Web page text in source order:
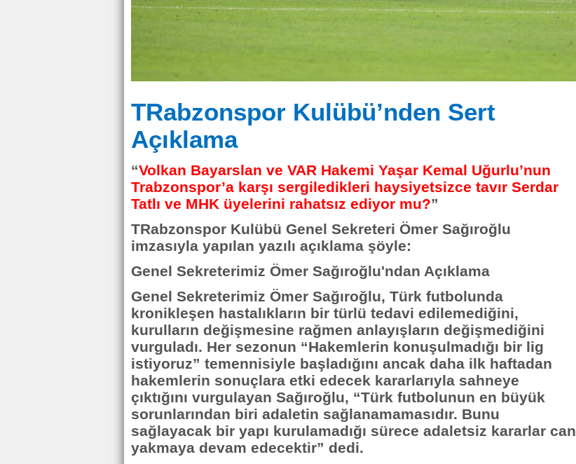
TRabzonspor Kulübü’nden Sert
Açıklama
“Volkan Bayarslan ve VAR Hakemi Yaşar Kemal Uğurlu’nun
Trabzonspor’a karşı sergiledikleri haysiyetsizce tavır Serdar
Tatlı ve MHK üyelerini rahatsız ediyor mu?”
TRabzonspor Kulübü Genel Sekreteri Ömer Sağıroğlu
imzasıyla yapılan yazılı açıklama şöyle:
Genel Sekreterimiz Ömer Sağıroğlu'ndan Açıklama
Genel Sekreterimiz Ömer Sağıroğlu, Türk futbolunda
kronikleşen hastalıkların bir türlü tedavi edilemediğini,
kurulların değişmesine rağmen anlayışların değişmediğini
vurguladı. Her sezonun “Hakemlerin konuşulmadığı bir lig
istiyoruz” temennisiyle başladığını ancak daha ilk haftadan
hakemlerin sonuçlara etki edecek kararlarıyla sahneye
çıktığını vurgulayan Sağıroğlu, “Türk futbolunun en büyük
sorunlarından biri adaletin sağlanamamasıdır. Bunu
sağlayacak bir yapı kurulamadığı sürece adaletsiz kararlar can
yakmaya devam edecektir” dedi.